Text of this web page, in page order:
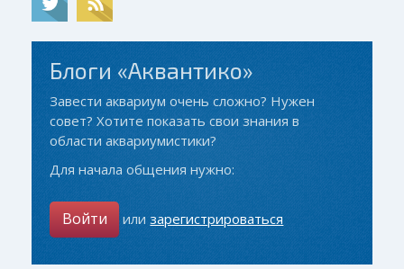
Блоги «Аквантико»
Завести аквариум очень сложно? Нужен
совет? Хотите показать свои знания в
области аквариумистики?
Для начала общения нужно:
Войти илизарегистрироваться